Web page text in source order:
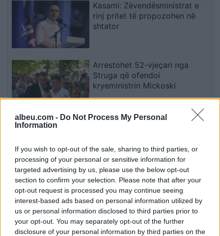
albeu.com - Do Not Process My Personal
Information
If you wish to opt-out of the sale, sharing to third parties, or
processing of your personal or sensitive information for
targeted advertising by us, please use the below opt-out
section to confirm your selection. Please note that after your
opt-out request is processed you may continue seeing
interest-based ads based on personal information utilized by
us or personal information disclosed to third parties prior to
your opt-out. You may separately opt-out of the further
disclosure of your personal information by third parties on the
Kasami: Zëvendësministrat e
rinj pritet të propozohen në
shtator
Arrestohet 52-vjeçari nga
Struga që ofendoi
kryeministrin Mickoski
Mateo poston foto, komenti i